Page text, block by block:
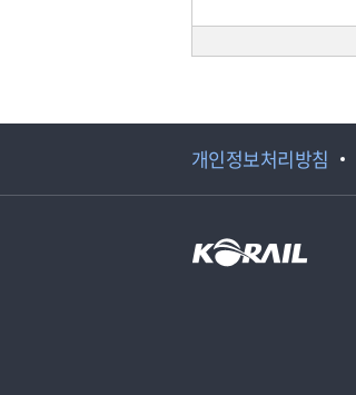
개인정보처리방침